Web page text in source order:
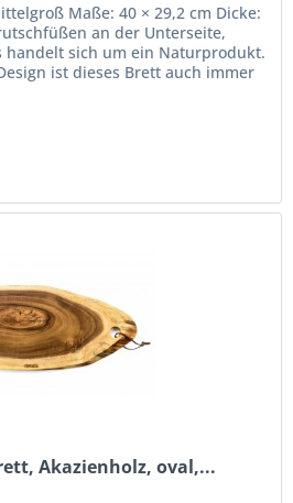
Maße: 40 × 29,2 cm Dicke:
an der Unterseite,
handelt sich um ein Naturprodukt.
ist dieses Brett auch immer
Akazienholz, oval,...